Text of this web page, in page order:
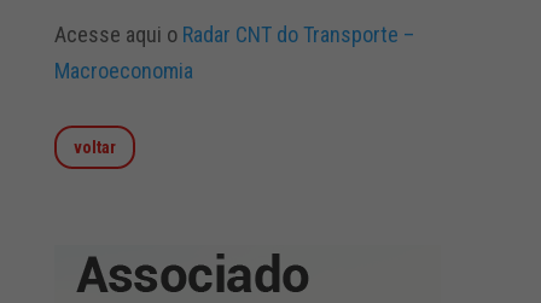
Acesse aqui o Radar CNT do Transporte –
Macroeconomia
voltar